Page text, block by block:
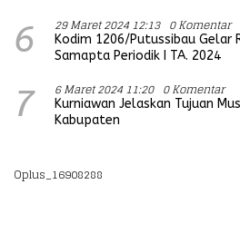
6 29 Maret 2024 12:13 0 Komentar
Kodim 1206/Putussibau Gelar
Samapta Periodik I TA. 2024
7 6 Maret 2024 11:20 0 Komentar
Kurniawan Jelaskan Tujuan
Kabupaten
Oplus_16908288